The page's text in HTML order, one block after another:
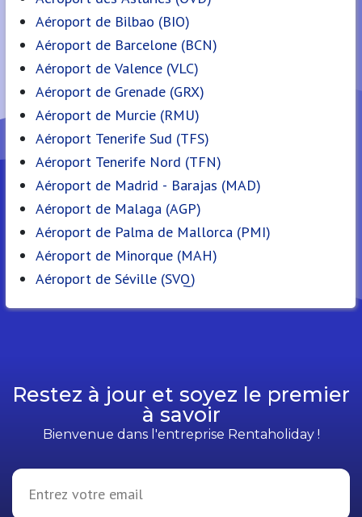
Aéroport de Bilbao (BIO)
Aéroport de Barcelone (BCN)
Aéroport de Valence (VLC)
Aéroport de Grenade (GRX)
Aéroport de Murcie (RMU)
Aéroport Tenerife Sud (TFS)
Aéroport Tenerife Nord (TFN)
Aéroport de Madrid - Barajas (MAD)
Aéroport de Malaga (AGP)
Aéroport de Palma de Mallorca (PMI)
Aéroport de Minorque (MAH)
Aéroport de Séville (SVQ)
Restez à jour et soyez le premier
à savoir
Bienvenue dans l'entreprise Rentaholiday !